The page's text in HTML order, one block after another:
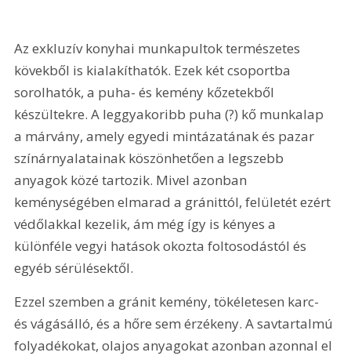
Az exkluzív konyhai munkapultok természetes
kövekből is kialakíthatók. Ezek két csoportba
sorolhatók, a puha- és kemény kőzetekből
készültekre. A leggyakoribb puha (?) kő munkalap
a márvány, amely egyedi mintázatának és pazar
színárnyalatainak köszönhetően a legszebb
anyagok közé tartozik. Mivel azonban
keménységében elmarad a gránittól, felületét ezért
védőlakkal kezelik, ám még így is kényes a
különféle vegyi hatások okozta foltosodástól és
egyéb sérülésektől.
Ezzel szemben a gránit kemény, tökéletesen karc-
és vágásálló, és a hőre sem érzékeny. A savtartalmú
folyadékokat, olajos anyagokat azonban azonnal el